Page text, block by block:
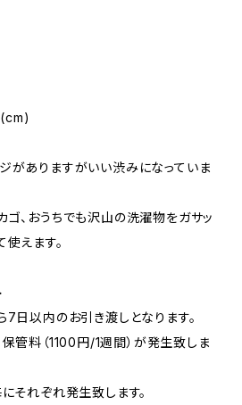
がありますがいい渋みになっていま
、おうちでも沢山の洗濯物をガサッ
えます。
日以内のお引き渡しとなります。
管料（1100円/1週間）が発生致しま
それぞれ発生致します。